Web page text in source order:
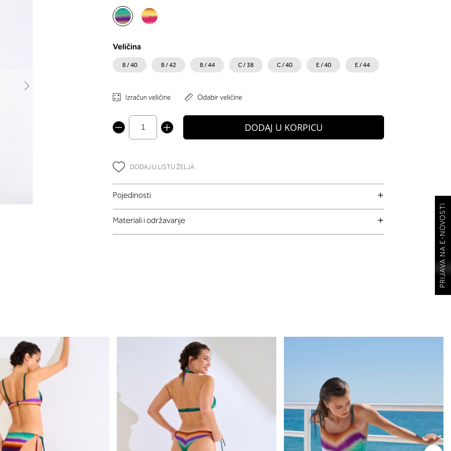
Veličina
B / 40 B / 42 B / 44 C / 38 C / 40 E / 40 E / 44
Izračun veličine Odabir veličine
DODAJ U KORPICU
DODAJ U LISTU ŽELJA
Pojedinosti
Materiali i održavanje PRIJAVA NA E-NOVOSTI